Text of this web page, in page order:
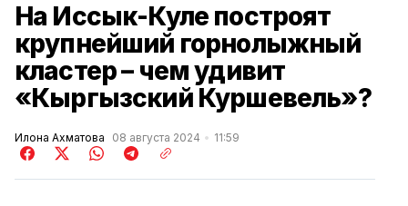
На Иссык-Куле построят
крупнейший горнолыжный
кластер – чем удивит
«Кыргызский Куршевель»?
Илона Ахматова 08 августа 2024 11:59